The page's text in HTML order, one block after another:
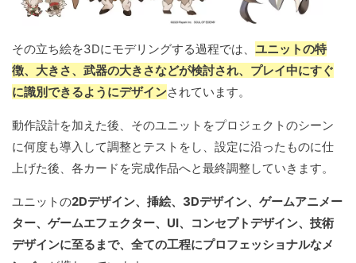
その立ち絵を3Dにモデリングする過程では、 ユニットの特
徴、大きさ、武器の大きさなどが検討され、プレイ中にすぐ
に識別できるようにデザインされています。
動作設計を加えた後、そのユニットをプロジェクトのシーン
に何度も導入して調整とテストをし、設定に沿ったものに仕
上げた後、各カードを完成作品へと最終調整していきます。
ユニットの2Dデザイン、挿絵、3Dデザイン、ゲームアニメー
ター、ゲームエフェクター、UI、コンセプトデザイン、技術
デザインに至るまで、全ての工程にプロフェッショナルなメ